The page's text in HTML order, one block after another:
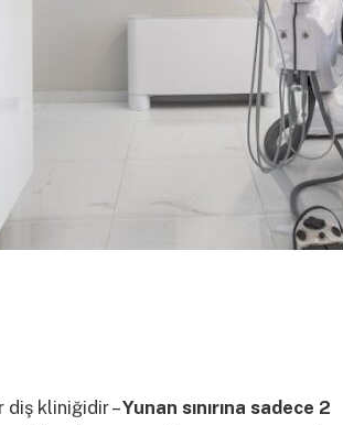
diş kliniğidir –Yunan sınırına sadece 2